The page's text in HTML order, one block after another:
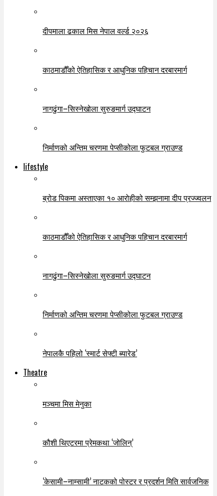
दीपमाला ढकाल मिस नेपाल वर्ल्ड २०२६
काठमाडौँको ऐतिहासिक र आधुनिक पहिचान दरबारमार्ग
नागढुंगा–सिस्नेखोला सुरुङमार्ग उद्घाटन
निर्माणको अन्तिम चरणमा पेप्सीकोला फुटबल ग्राउण्ड
lifestyle
ब्रोड पिकमा अस्ताएका १० आरोहीको सम्झनामा दीप प्रज्ज्वलन
काठमाडौँको ऐतिहासिक र आधुनिक पहिचान दरबारमार्ग
नागढुंगा–सिस्नेखोला सुरुङमार्ग उद्घाटन
निर्माणको अन्तिम चरणमा पेप्सीकोला फुटबल ग्राउण्ड
नेपालकै पहिलो ‘स्मार्ट सेफ्टी ब्यारेड’
Theatre
मञ्चमा मिस मेनुका
कौशी थिएटरमा प्रेमकथा ‘जोलिन्’
‘केसामी–नाम्सामी’ नाटकको पोस्टर र प्रदर्शन मिति सार्वजनिक